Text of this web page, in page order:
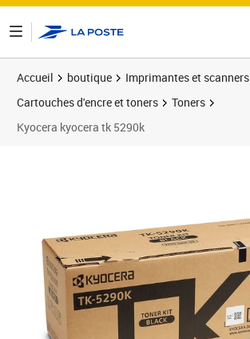
Accueil boutique
Imprimantes et scanners
Cartouches d'encre et toners
Toners
Kyocera kyocera tk 5290k